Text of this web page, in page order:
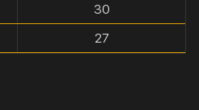
30
27